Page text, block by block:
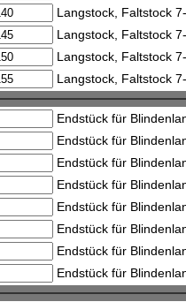
Langstock, Faltstock
Langstock, Faltstock
Langstock, Faltstock
Langstock, Faltstock
Endstück für
Endstück für
Endstück für
Endstück für
Endstück für
Endstück für
Endstück für
Endstück für